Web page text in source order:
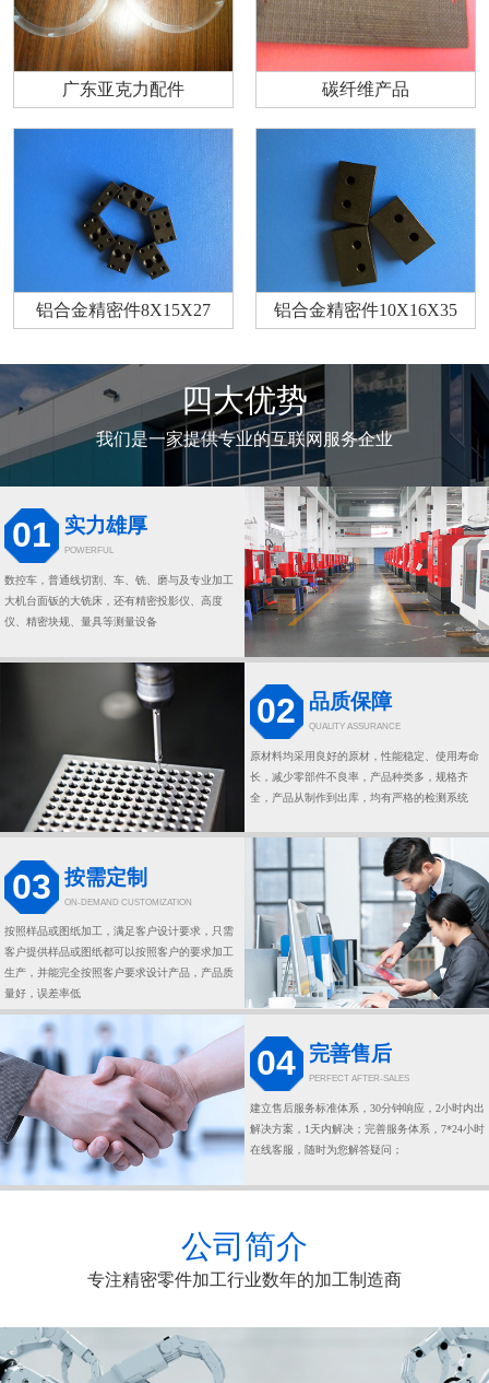
广东亚克力配件 碳纤维产品
铝合金精密件8X15X27 铝合金精密件10X16X35
四大优势
我们是一家提供专业的互联网服务企业
01 实力雄厚
POWERFUL
数控车，普通线切割、车、铣、磨与及专业加工
大机台面钣的大铣床，还有精密投影仪、高度
仪、精密块规、量具等测量设备
02 品质保障
QUALITY ASSURANCE
原材料均采用良好的原材，性能稳定、使用寿命
长，减少零部件不良率，产品种类多，规格齐
全，产品从制作到出库，均有严格的检测系统
03 按需定制
ON-DEMAND CUSTOMIZATION
按照样品或图纸加工，满足客户设计要求，只需
客户提供样品或图纸都可以按照客户的要求加工
生产，并能完全按照客户要求设计产品，产品质
量好，误差率低
04 完善售后
PERFECT AFTER-SALES
建立售后服务标准体系，30分钟响应，2小时内出
解决方案，1天内解决；完善服务体系，7*24小时
在线客服，随时为您解答疑问；
公司简介
专注精密零件加工行业数年的加工制造商